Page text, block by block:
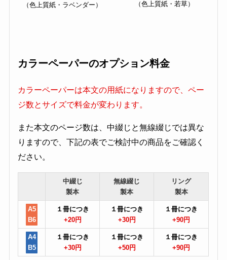
（色上質紙・ラベンダー） （色上質紙・若草）
カラーペーパーのオプション料金
カラーペーパーは本文の用紙になりますので、ペー
ジ数とサイズで料金が変わります。
また本文のページ数は、中綴じと無線綴じでは異な
りますので、下記の表でご検討中の商品をご確認く
ださい。
中綴じ
製本
無線綴じ
製本
リング
製本
A5
B6
１冊につき
+20円
１冊につき
+30円
１冊につき
+90円
A4
B5
１冊につき
+30円
１冊につき
+50円
１冊につき
+90円